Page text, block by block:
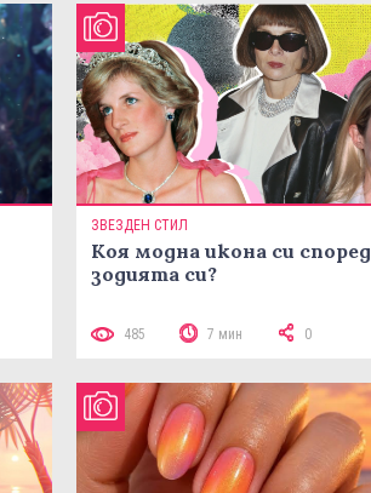
ЗВЕЗДЕН СТИЛ
Коя модна икона си според
зодията си?
485 7 мин 0